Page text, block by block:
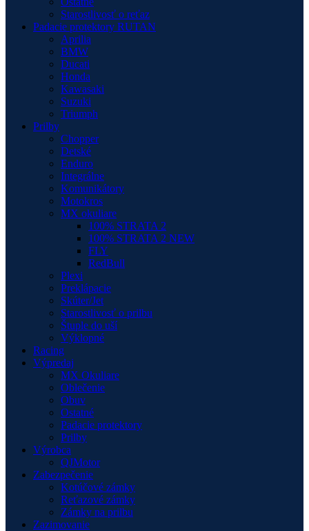
Starostlivosť o reťaz
Padacie protektory RUTAN
Aprilia
BMW
Ducati
Honda
Kawasaki
Suzuki
Triumph
Prilby
Chopper
Detské
Enduro
Integrálne
Komunikátory
Motokros
MX okuliare
100% STRATA 2
100% STRATA 2 NEW
FLY
RedBull
Plexi
Preklápacie
Skúter/Jet
Starostlivosť o prilbu
Štuple do uší
Výklopné
Racing
Výpredaj
MX Okuliare
Oblečenie
Obuv
Ostatné
Padacie protektory
Prilby
Výrobca
QJMotor
Zabezpečenie
Kotúčové zámky
Reťazové zámky
Zámky na prilbu
Zazimovanie